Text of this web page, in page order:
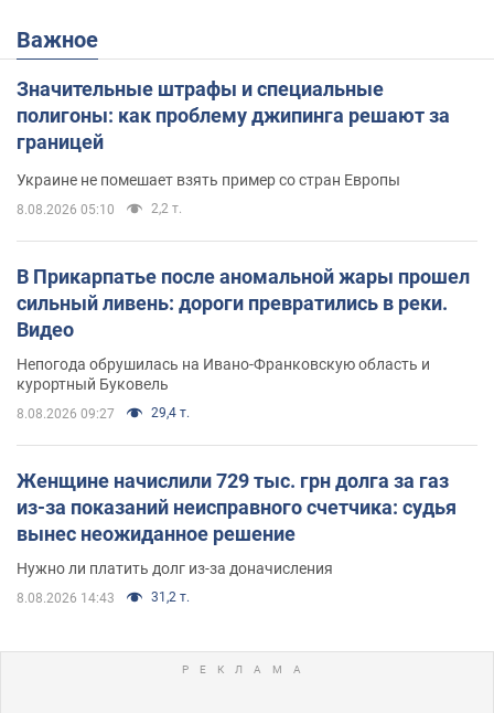
Важное
Значительные штрафы и специальные
полигоны: как проблему джипинга решают за
границей
Украине не помешает взять пример со стран Европы
8.08.2026 05:10 2,2 т.
В Прикарпатье после аномальной жары прошел
сильный ливень: дороги превратились в реки.
Видео
Непогода обрушилась на Ивано-Франковскую область и
курортный Буковель
8.08.2026 09:27 29,4 т.
Женщине начислили 729 тыс. грн долга за газ
из-за показаний неисправного счетчика: судья
вынес неожиданное решение
Нужно ли платить долг из-за доначисления
8.08.2026 14:43 31,2 т.